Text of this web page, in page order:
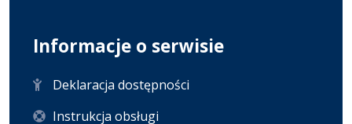
Informacje o serwisie
Deklaracja dostępności
Instrukcja obsługi